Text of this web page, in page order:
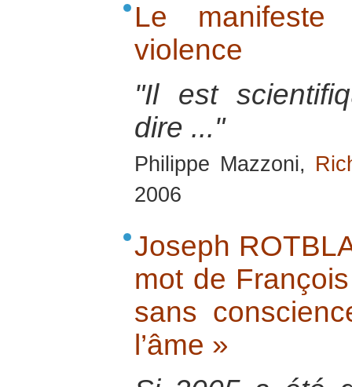
Le
violence
"Il est
dire ..."
Philippe Mazzoni,
2006
Joseph
mot de
sans
l’âme »